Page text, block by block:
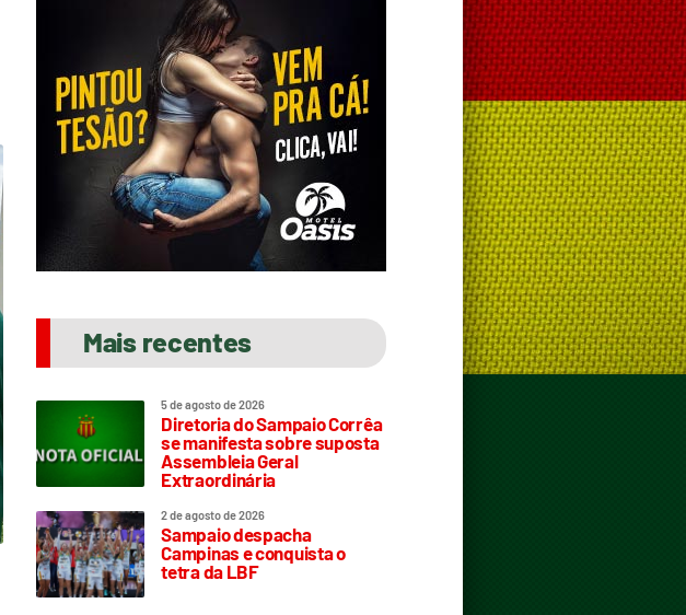
Mais recentes
5 de agosto de 2026
Diretoria do Sampaio Corrêa
se manifesta sobre suposta
Assembleia Geral
Extraordinária
2 de agosto de 2026
Sampaio despacha
Campinas e conquista o
tetra da LBF